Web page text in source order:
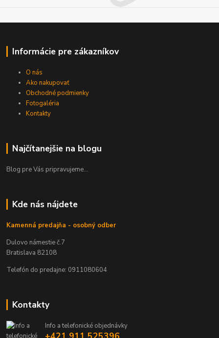
Informácie pre zákazníkov
O nás
Ako nakupovať
Obchodné podmienky
Fotogaléria
Kontakty
Najčítanejšie na blogu
Blog pre Vás pripravujeme...
Kde nás nájdete
Kamenná predajňa - osobný odber
Dulovo námestie č.7
Bratislava 82108
Telefón do predajne: 0911080604
Kontakty
Info a telefonické objednávky